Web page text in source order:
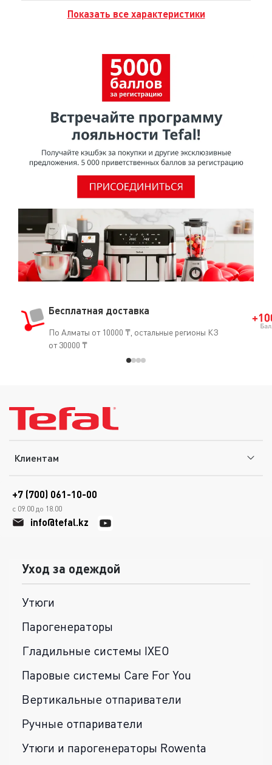
Показать все характеристики
Бесплатная доставка
По Алматы от 10000 ₸, остальные регионы КЗ
от 30000 ₸
Клиентам
+7 (700) 061-10-00
с 09.00 до 18.00
info@tefal.kz
Уход за одеждой
Утюги
Парогенераторы
Гладильные системы IXEO
Паровые системы Care For You
Вертикальные отпариватели
Ручные отпариватели
Утюги и парогенераторы Rowenta